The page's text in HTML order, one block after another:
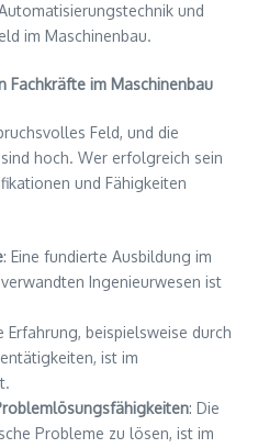
und
im Maschinenbau.
Fachkräfte im Maschinenbau
Feld, und die
hoch. Wer erfolgreich sein
und Fähigkeiten
: Eine fundierte Ausbildung im
Ingenieurwesen ist
Erfahrung, beispielsweise durch
ist im
: Die
Probleme zu lösen, ist im